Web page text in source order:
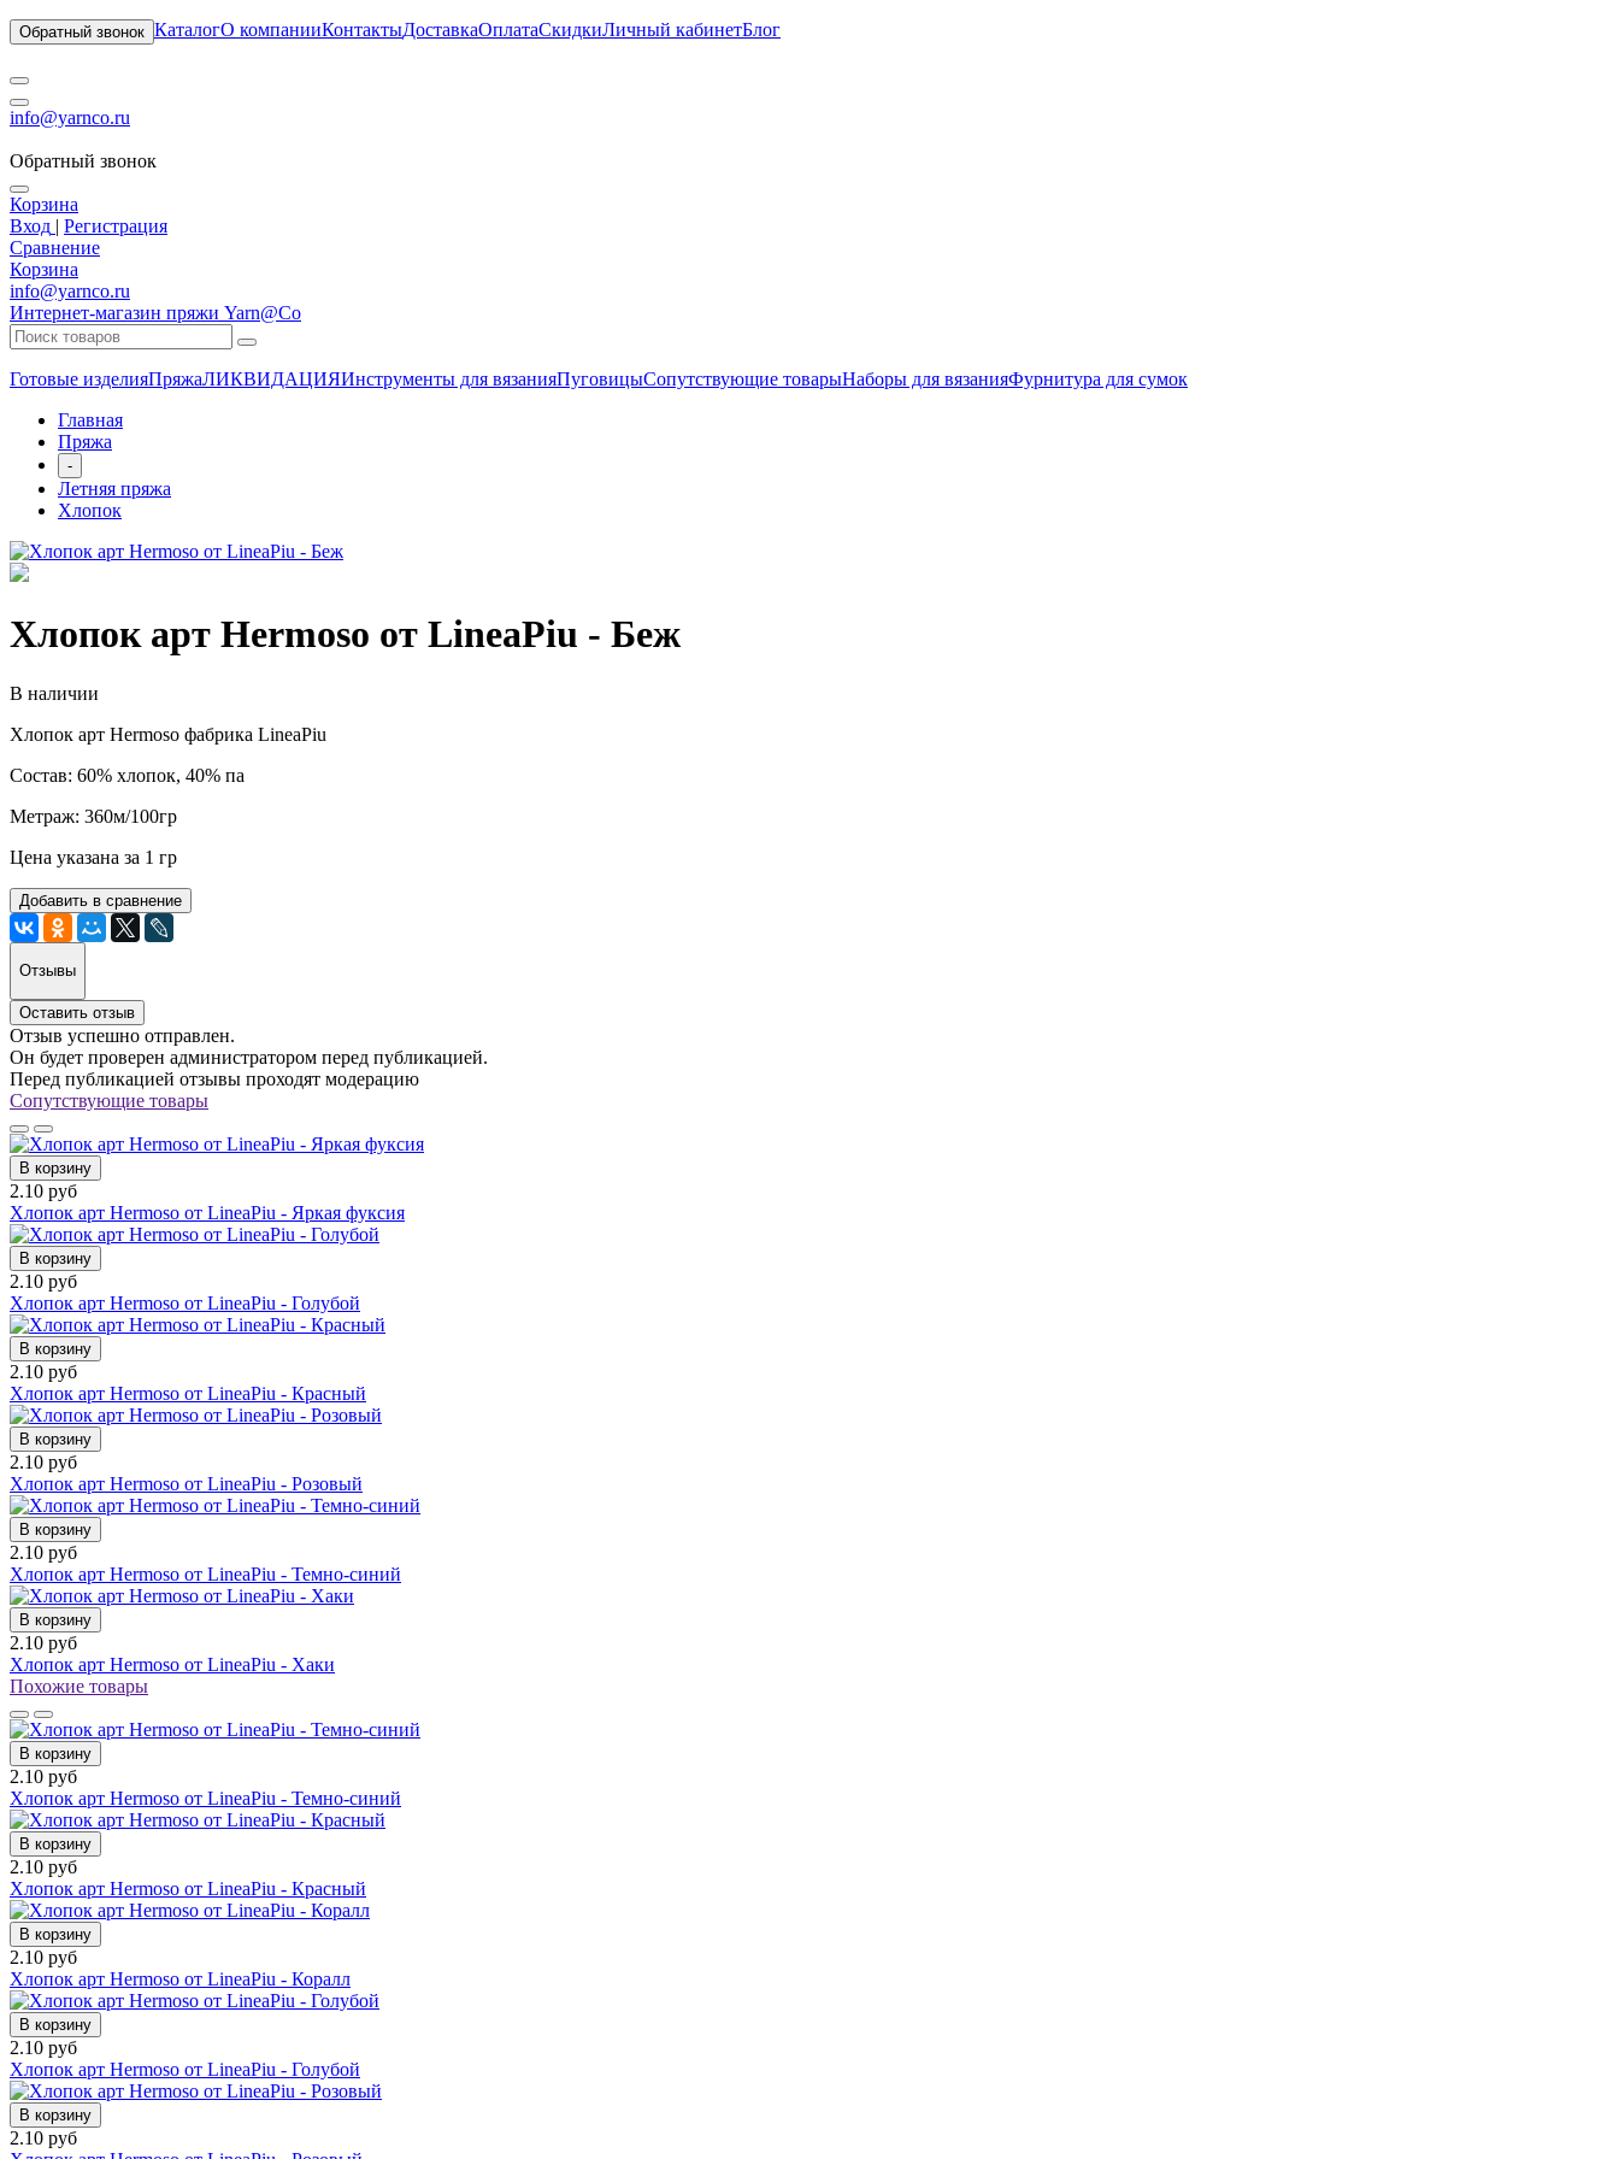
Обратный звонок КаталогО компанииКонтактыДоставкаОплатаСкидкиЛичный кабинетБлог
info@yarnco.ru
Обратный звонок
Корзина
Вход | Регистрация
Сравнение
Корзина
info@yarnco.ru
Интернет-магазин пряжи Yarn@Co
Готовые изделияПряжаЛИКВИДАЦИЯИнструменты для вязанияПуговицыСопутствующие товарыНаборы для вязанияФурнитура для сумок
Главная
Пряжа
-
Летняя пряжа
Хлопок
Хлопок арт Hermoso от LineaPiu - Беж
В наличии
Хлопок арт Hermoso фабрика LineaPiu
Состав: 60% хлопок, 40% па
Метраж: 360м/100гр
Цена указана за 1 гр
Добавить в сравнение
Отзывы
Оставить отзыв
Отзыв успешно отправлен.
Он будет проверен администратором перед публикацией.
Перед публикацией отзывы проходят модерацию
Сопутствующие товары
В корзину
2.10 руб
Хлопок арт Hermoso от LineaPiu - Яркая фуксия
В корзину
2.10 руб
Хлопок арт Hermoso от LineaPiu - Голубой
В корзину
2.10 руб
Хлопок арт Hermoso от LineaPiu - Красный
В корзину
2.10 руб
Хлопок арт Hermoso от LineaPiu - Розовый
В корзину
2.10 руб
Хлопок арт Hermoso от LineaPiu - Темно-синий
В корзину
2.10 руб
Хлопок арт Hermoso от LineaPiu - Хаки
Похожие товары
В корзину
2.10 руб
Хлопок арт Hermoso от LineaPiu - Темно-синий
В корзину
2.10 руб
Хлопок арт Hermoso от LineaPiu - Красный
В корзину
2.10 руб
Хлопок арт Hermoso от LineaPiu - Коралл
В корзину
2.10 руб
Хлопок арт Hermoso от LineaPiu - Голубой
В корзину
2.10 руб